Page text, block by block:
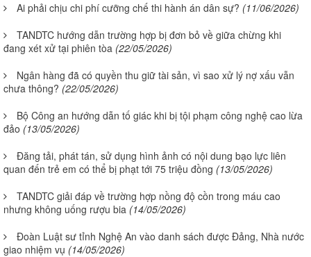
Ai phải chịu chi phí cưỡng chế thi hành án dân sự? (11/06/2026)
TANDTC hướng dẫn trường hợp bị đơn bỏ về giữa chừng khi
đang xét xử tại phiên tòa (22/05/2026)
Ngân hàng đã có quyền thu giữ tài sản, vì sao xử lý nợ xấu vẫn
chưa thông? (22/05/2026)
Bộ Công an hướng dẫn tố giác khi bị tội phạm công nghệ cao lừa
đảo (13/05/2026)
Đăng tải, phát tán, sử dụng hình ảnh có nội dung bạo lực liên
quan đến trẻ em có thể bị phạt tới 75 triệu đồng (13/05/2026)
TANDTC giải đáp về trường hợp nồng độ cồn trong máu cao
nhưng không uống rượu bia (14/05/2026)
Đoàn Luật sư tỉnh Nghệ An vào danh sách được Đảng, Nhà nước
giao nhiệm vụ (14/05/2026)